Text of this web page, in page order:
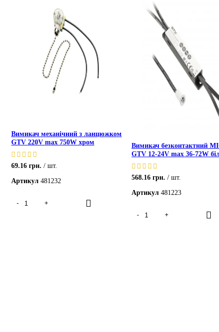
Вимикач механічний з ланцюжком
GTV 220V max 750W хром
69.16 грн.
шт.
Артикул 481232
Вимикач безконтактний
GTV 12-24V max 36-72W
568.16 грн.
шт.
Артикул 481223